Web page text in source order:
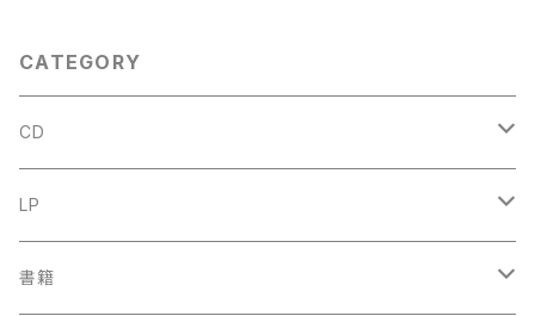
CATEGORY
CD
古楽
中古CD
古楽以外
LP
古楽
書籍